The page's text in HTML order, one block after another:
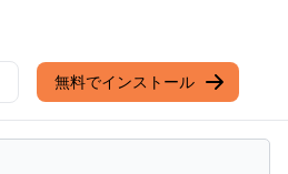
無料でインストール